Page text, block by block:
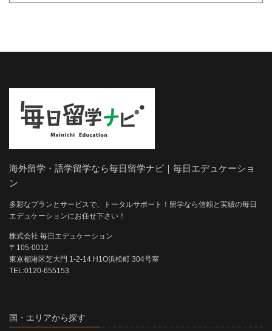
海外留学・語学留学なら毎日留学ナビ｜毎日エデュケーショ
ン
多彩なプランとサービスで、トータルサポート！留学なら信頼と実績の毎日
エデュケーションにお任せ下さい！
株式会社 毎日エデュケーション
〒105-0012
東京都港区芝大門 1-2-14 H1O浜松町 304号室
TEL:0120-655153
国・エリアから探す